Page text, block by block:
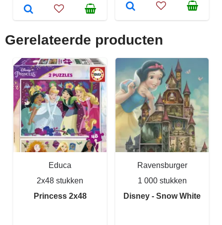
Gerelateerde producten
Educa
2x48 stukken
Princess 2x48
Ravensburger
1 000 stukken
Disney - Snow White